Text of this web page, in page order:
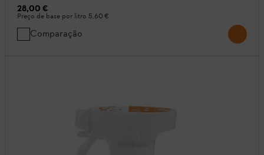
28,00 €
Preço de base por litro 5,60 €
Comparação